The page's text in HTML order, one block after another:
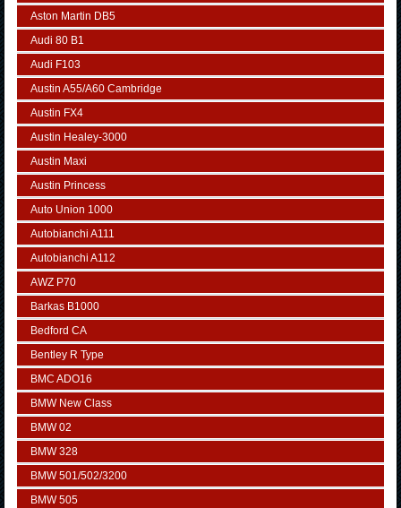
Aston Martin DB5
Audi 80 B1
Audi F103
Austin A55/A60 Cambridge
Austin FX4
Austin Healey-3000
Austin Maxi
Austin Princess
Auto Union 1000
Autobianchi A111
Autobianchi A112
AWZ P70
Barkas B1000
Bedford CA
Bentley R Type
BMC ADO16
BMW New Class
BMW 02
BMW 328
BMW 501/502/3200
BMW 505